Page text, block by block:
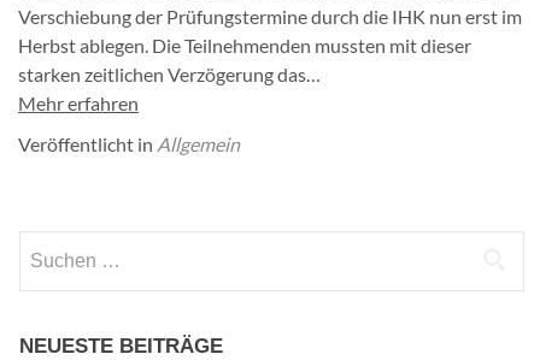
Verschiebung der Prüfungstermine durch die IHK nun erst im
Herbst ablegen. Die Teilnehmenden mussten mit dieser
starken zeitlichen Verzögerung das…
Mehr erfahren
Veröffentlicht in Allgemein
nach:
NEUESTE BEITRÄGE